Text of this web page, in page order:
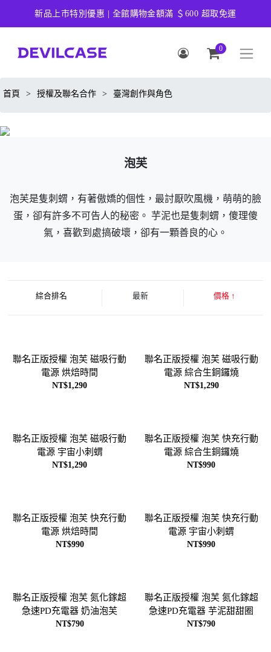
新品上市特別優惠 | 全館購物金額滿 ＄600 超取免運
0
首頁 > 授權及聯名合作 > 臺灣創作與角色
泡芙
泡芙是隻刺蝟，有著傲嬌的個性，最討厭吹風機，萌萌的臉
蛋，卻有許多不可告人的秘密。 芋泥也是隻刺蝟，傻理傻
氣，喜歡到處搞破壞，卻有一顆善良的心。
綜合排名 最新 價格 ↑
聯名正版授權 泡芙 磁吸行動
電源 烘焙時間
NT$1,290
聯名正版授權 泡芙 磁吸行動
電源 綜合生銅鑼燒
NT$1,290
聯名正版授權 泡芙 磁吸行動
電源 宇宙小刺蝟
NT$1,290
聯名正版授權 泡芙 快充行動
電源 綜合生銅鑼燒
NT$990
聯名正版授權 泡芙 快充行動
電源 烘焙時間
NT$990
聯名正版授權 泡芙 快充行動
電源 宇宙小刺蝟
NT$990
聯名正版授權 泡芙 氮化鎵超
急速PD充電器 奶油泡芙
NT$790
聯名正版授權 泡芙 氮化鎵超
急速PD充電器 芋泥甜甜圈
NT$790